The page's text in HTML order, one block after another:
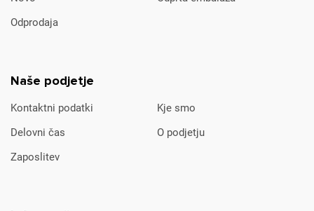
Odprodaja
Naše podjetje
Kontaktni podatki
Kje smo
Delovni čas
O podjetju
Zaposlitev